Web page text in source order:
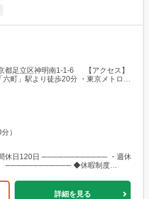
都足立区神明南1-1-6 【アクセス】
より徒歩20分 ・東京メトロ千
）
日120日 ──────────── ・週休
──────────── ◆休暇制度
詳細を見る